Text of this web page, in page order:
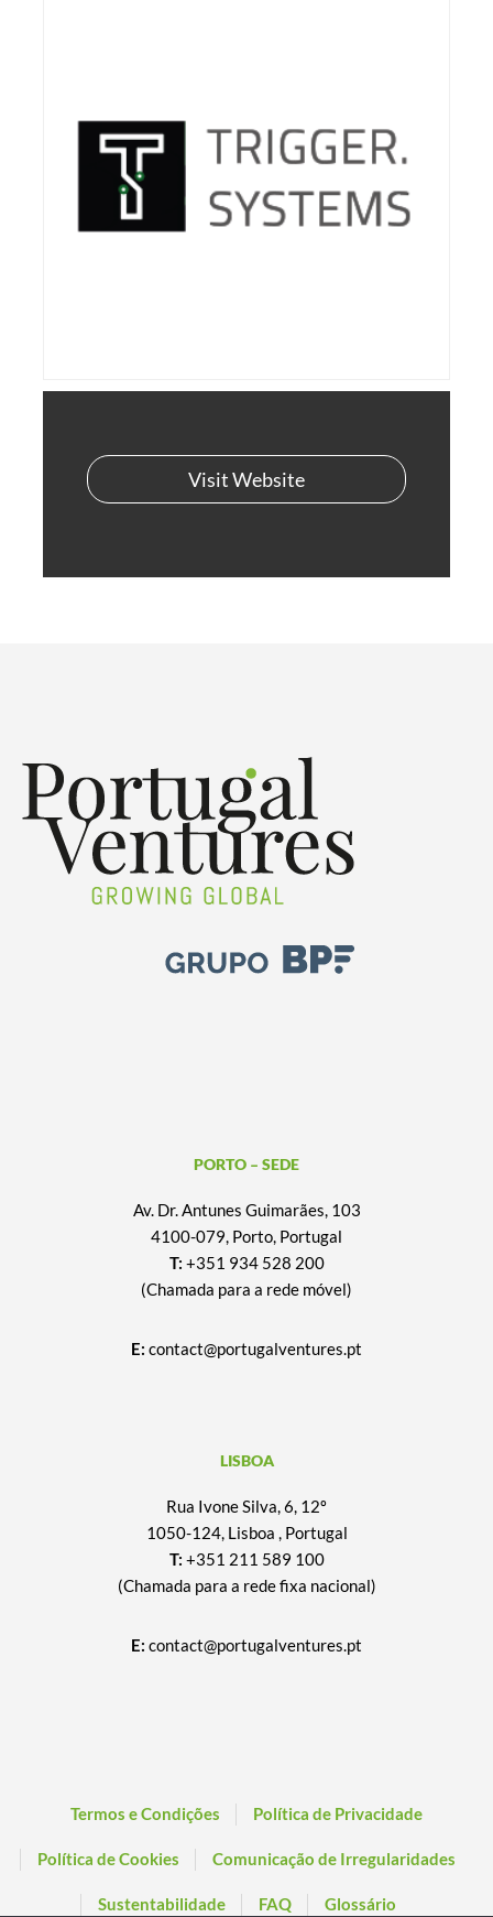
Visit Website
PORTO – SEDE
Av. Dr. Antunes Guimarães, 103
4100-079, Porto, Portugal
T: +351 934 528 200
(Chamada para a rede móvel)
E: contact@portugalventures.pt
LISBOA
Rua Ivone Silva, 6, 12º
1050-124, Lisboa , Portugal
T: +351 211 589 100
(Chamada para a rede fixa nacional)
E: contact@portugalventures.pt
Termos e Condições Política de Privacidade
Política de Cookies Comunicação de Irregularidades
Sustentabilidade FAQ Glossário